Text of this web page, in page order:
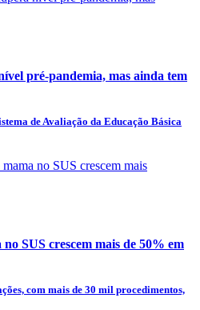
pré-pandemia, mas ainda tem
de Avaliação da Educação Básica
SUS crescem mais de 50% em
com mais de 30 mil procedimentos,